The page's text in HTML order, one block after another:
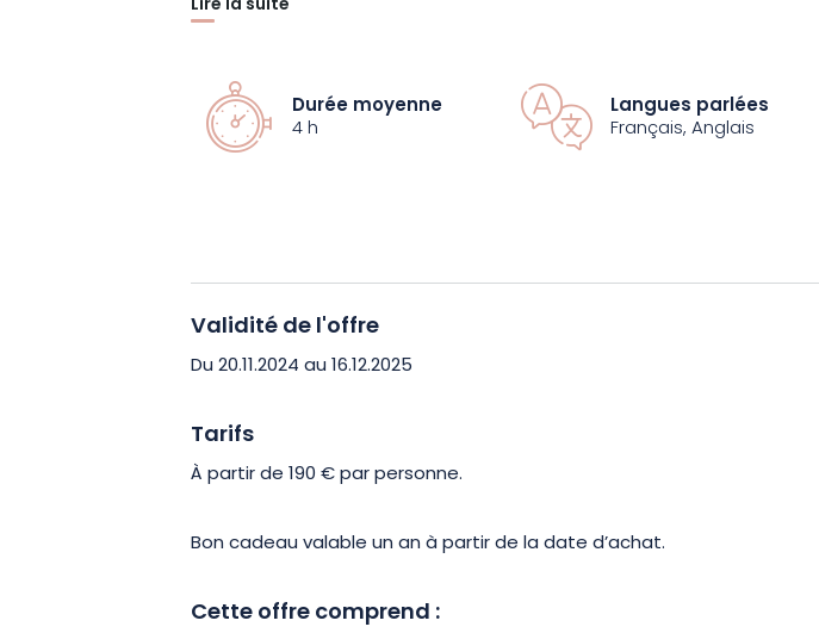
de cuir.
Accessible à tous, même aux débutants, cet atelier offre bien plus
qu’un simple moment créatif. C’est une véritable immersion dans le
travail du cuir et une opportunité d’acquérir de nouvelles compétences
apprentissage et convivialité !
Durée moyenne
4 h
Langues parlées
Français, Anglais
Validité de l'offre
Du 20.11.2024 au 16.12.2025
Tarifs
À partir de 190 € par personne.
Bon cadeau valable un an à partir de la date d’achat.
Cette offre comprend :